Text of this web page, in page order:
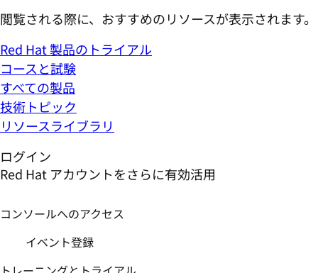
閲覧される際に、おすすめのリソースが表示されます。
Red Hat 製品のトライアル
コースと試験
すべての製品
技術トピック
リソースライブラリ
ログイン
Red Hat アカウントをさらに有効活用
コンソールへのアクセス
イベント登録